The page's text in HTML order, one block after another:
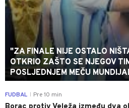
"ZA FINALE NIJE OSTALO
OTKRIO ZAŠTO SE NJEGOV
POSLJEDNJEM MEČU
FUDBAL Pre 10 min